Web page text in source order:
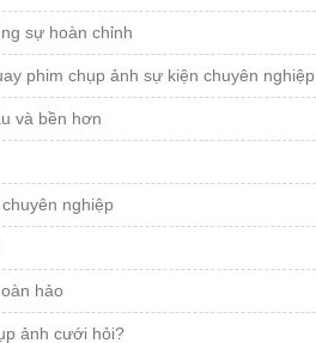
sự hoàn chỉnh
phim chụp ảnh sự kiện chuyên nghiệp
và bền hơn
nghiệp
hảo
ảnh cưới hỏi?